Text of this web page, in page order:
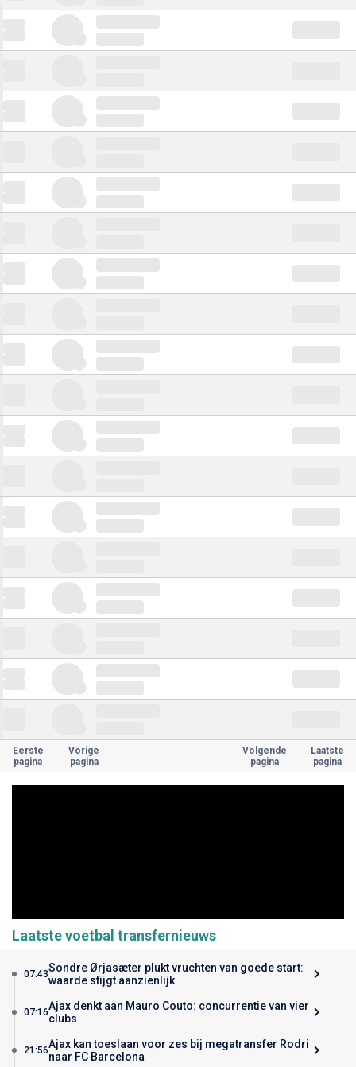
Eerste
pagina
Vorige
pagina
Volgende
pagina
Laatste
pagina
Laatste voetbal transfernieuws
07:43Sondre Ørjasæter plukt vruchten van goede start:
waarde stijgt aanzienlijk
07:16Ajax denkt aan Mauro Couto: concurrentie van vier
clubs
21:56Ajax kan toeslaan voor zes bij megatransfer Rodri
naar FC Barcelona